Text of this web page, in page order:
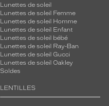
Lunettes de soleil
Lunettes de soleil Femme
Lunettes de soleil Homme
Lunettes de soleil Enfant
Lunettes de soleil bébé
Lunettes de soleil Ray-Ban
Lunettes de soleil Gucci
Lunettes de soleil Oakley
Soldes
LENTILLES